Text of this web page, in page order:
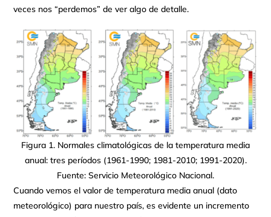
veces nos “perdemos” de ver algo de detalle.
Figura 1. Normales climatológicas de la temperatura media
anual: tres períodos (1961-1990; 1981-2010; 1991-2020).
Fuente: Servicio Meteorológico Nacional.
Cuando vemos el valor de temperatura media anual (dato
meteorológico) para nuestro país, es evidente un incremento